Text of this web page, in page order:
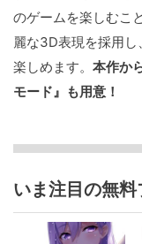
のゲームを楽しむこ
麗な3D表現を採用
楽しめます。 本作か
モード』も用意！
いま注目の無料